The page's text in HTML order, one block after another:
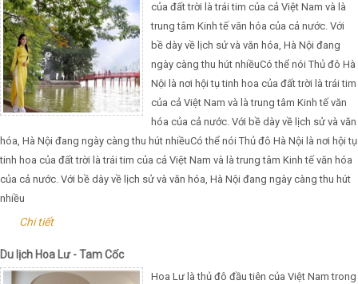
của đất trời là trái tim của cả Việt Nam và là
trung tâm Kinh tế văn hóa của cả nước. Với
bề dày về lịch sử và văn hóa, Hà Nội đang
ngày càng thu hút nhiềuCó thể nói Thủ đô Hà
Nội là nơi hội tụ tinh hoa của đất trời là trái tim
của cả Việt Nam và là trung tâm Kinh tế văn
hóa của cả nước. Với bề dày về lịch sử và văn
hóa, Hà Nội đang ngày càng thu hút nhiềuCó thể nói Thủ đô Hà Nội là nơi hội tụ
tinh hoa của đất trời là trái tim của cả Việt Nam và là trung tâm Kinh tế văn hóa
của cả nước. Với bề dày về lịch sử và văn hóa, Hà Nội đang ngày càng thu hút
nhiều
Chi tiết
Du lịch Hoa Lư - Tam Cốc
Hoa Lư là thủ đô đầu tiên của Việt Nam trong